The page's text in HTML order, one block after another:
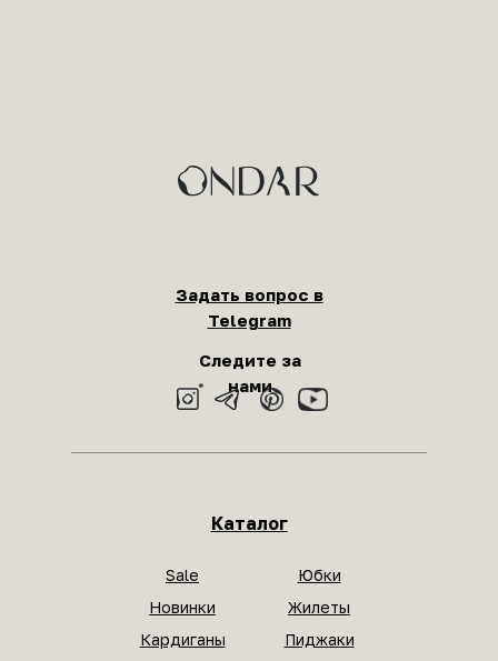
Задать вопрос в
Telegram
Каталог
Новинки
Sale Юбки
Кардиганы
Жилеты
Пиджаки
Следите за
нами